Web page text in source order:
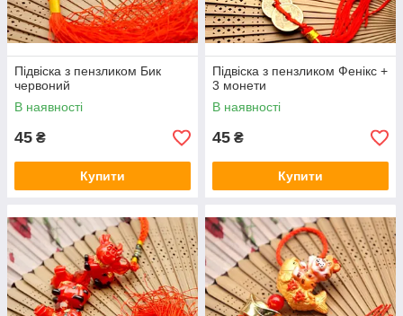
Підвіска з пензликом Бик
червоний
В наявності
45 ₴
Купити
Підвіска з пензликом Фенікс +
3 монети
В наявності
45 ₴
Купити